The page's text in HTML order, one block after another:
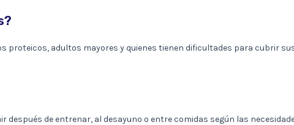
adultos mayores y quienes tienen dificultades para cubrir
de entrenar, al desayuno o entre comidas según las